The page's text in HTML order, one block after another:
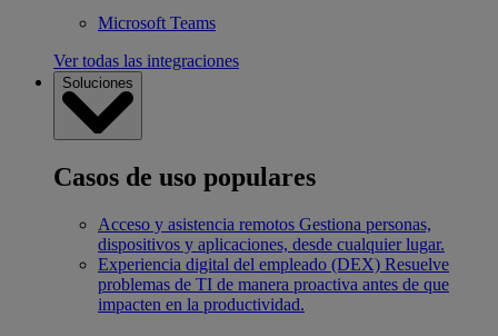
Microsoft Teams
Ver todas las integraciones
Soluciones
Casos de uso populares
Acceso y asistencia remotos Gestiona personas,
dispositivos y aplicaciones, desde cualquier lugar.
Experiencia digital del empleado (DEX) Resuelve
problemas de TI de manera proactiva antes de que
impacten en la productividad.